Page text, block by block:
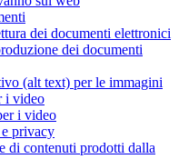
dei documenti elettronici
dei documenti
(alt text) per le immagini
i video
i video
privacy
di contenuti prodotti dalla